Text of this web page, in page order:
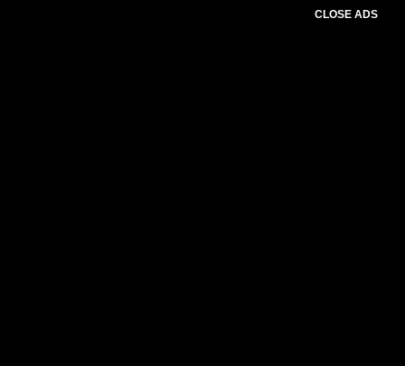
CLOSE ADS